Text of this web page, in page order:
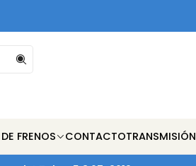
FRENOS CONTACTOTRANSMISIÓN